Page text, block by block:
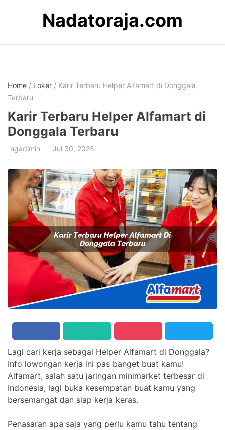
Nadatoraja.com
Home / Loker / Karir Terbaru Helper Alfamart di Donggala
Terbaru
Karir Terbaru Helper Alfamart di
Donggala Terbaru
ngadimin Jul 30, 2025
Lagi cari kerja sebagai Helper Alfamart di Donggala?
Info lowongan kerja ini pas banget buat kamu!
Alfamart, salah satu jaringan minimarket terbesar di
Indonesia, lagi buka kesempatan buat kamu yang
bersemangat dan siap kerja keras.
Penasaran apa saja yang perlu kamu tahu tentang